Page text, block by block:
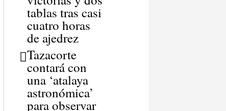
tablas tras casi
cuatro horas
de ajedrez
Tazacorte
contará con
una ‘atalaya
astronómica’
para observar